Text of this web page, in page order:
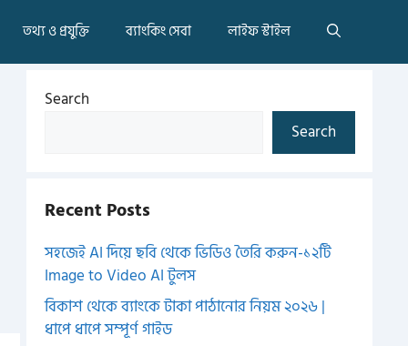
তথ্য ও প্রযুক্তি ব্যাংকিং সেবা লাইফ স্টাইল
Search
Search
Recent Posts
সহজেই AI দিয়ে ছবি থেকে ভিডিও তৈরি করুন-১২টি
Image to Video AI টুলস
বিকাশ থেকে ব্যাংকে টাকা পাঠানোর নিয়ম ২০২৬ |
ধাপে ধাপে সম্পূর্ণ গাইড